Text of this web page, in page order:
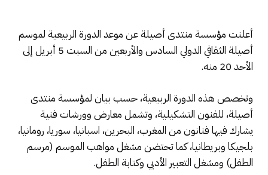
أعلنت مؤسسة منتدى أصيلة عن موعد الدورة الربيعية لموسم
أصيلة الثقافي الدولي السادس والأربعين من السبت 5 أبريل إلى
الأحد 20 منه.
وتخصص هذه الدورة الربيعية، حسب بيان لمؤسسة منتدى
أصيلة، للفنون التشكيلية، وتشمل معارض وورشات فنية
يشارك فيها فنانون من المغرب، البحرين، اسبانيا، سوريا، رومانيا،
بلجيكا وبريطانيا، كما تحتضن مشغل مواهب الموسم (مرسم
الطفل) ومشغل التعبير الأدبي وكتابة الطفل.